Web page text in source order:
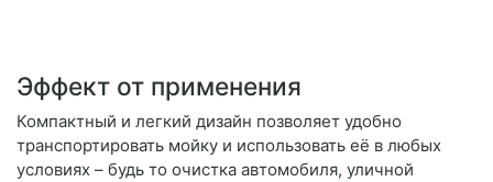
Эффект от применения
Компактный и легкий дизайн позволяет удобно
транспортировать мойку и использовать её в любых
условиях – будь то очистка автомобиля, уличной